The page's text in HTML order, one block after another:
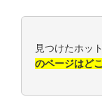
見つけたホッ
のページはど